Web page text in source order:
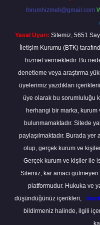
forumhizmeti@gmail.com
Yasal Uyarı: Sitemiz, 5651
İletişim Kurumu (BTK)
hizmet vermektedir. Bu
denetleme veya araştırma
üyelerimiz yazdıkları
üye olarak bu sorumluluğu
herhangi bir marka, kurum
bulunmamaktadır. Sitede
paylaşılmaktadır. Burada
olup, gerçek kurum ve
Gerçek kurum ve kişiler ile
Sitemiz, kar amacı
platformudur. Hukuka ve
düşündüğünüz içerikleri,
bildirmeniz halinde, ilgili